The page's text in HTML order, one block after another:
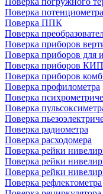
Поверка потенциометра
Поверка ППК
Поверка
Поверка приборов
Поверка приборов для
Поверка приборов КИП
Поверка приборов
Поверка профилометра
Поверка
Поверка
Поверка
Поверка радиометра
Поверка расходомера
Поверка рейки
Поверка рейки
Поверка рейки
Поверка рефлектометра